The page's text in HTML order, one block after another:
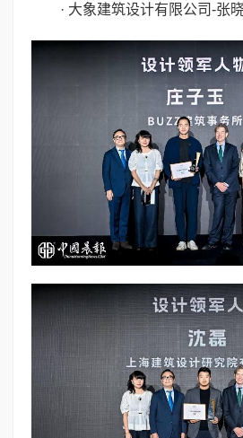
· 大象建筑设计有限公司-张